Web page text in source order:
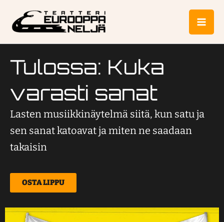
sisältöön
Tulossa: Kuka
varasti sanat
Lasten musiikkinäytelmä siitä, kun satu ja
sen sanat katoavat ja miten ne saadaan
takaisin
OSTA LIPPU